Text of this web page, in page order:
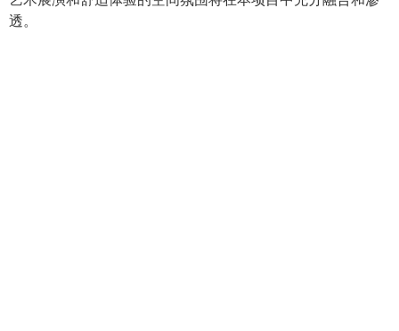
透。